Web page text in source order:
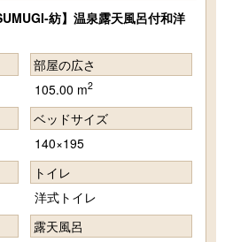
紡】温泉露天風呂付和洋
部屋の広さ
105.00 m2
ベッドサイズ
140×195
トイレ
洋式トイレ
露天風呂